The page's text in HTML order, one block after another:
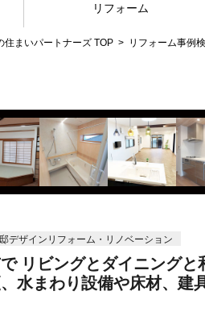
リフォーム
住まいパートナーズ TOP リフォーム事例
デザインリフォーム・リノベーション
リビングとダイニング
水まわり設備や床材、建